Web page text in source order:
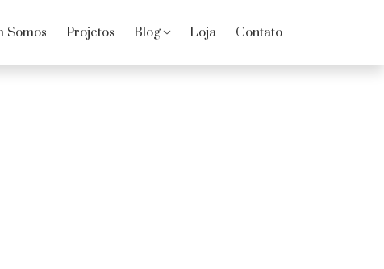
Somos Projetos Blog Loja Contato